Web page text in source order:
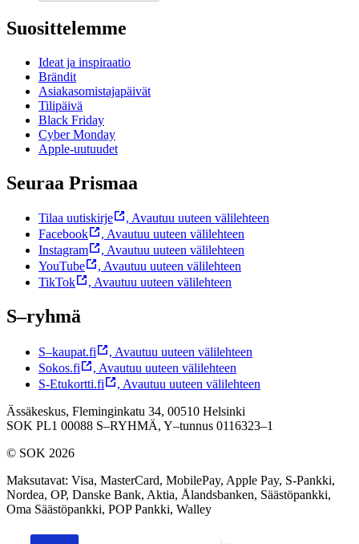
Suosittelemme
Ideat ja inspiraatio
Brändit
Asiakasomistajapäivät
Tilipäivä
Black Friday
Cyber Monday
Apple-uutuudet
Seuraa Prismaa
Tilaa uutiskirje , Avautuu uuteen välilehteen
Facebook
, Avautuu uuteen välilehteen
Instagram
, Avautuu uuteen välilehteen
YouTube
, Avautuu uuteen välilehteen
TikTok
, Avautuu uuteen välilehteen
S–ryhmä
S–kaupat.fi , Avautuu uuteen välilehteen
Sokos.fi
, Avautuu uuteen välilehteen
S-Etukortti.fi
, Avautuu uuteen välilehteen
Ässäkeskus, Fleminginkatu 34, 00510 Helsinki
SOK PL1 00088 S–RYHMÄ, Y–tunnus 0116323–1
© SOK 2026
Maksutavat: Visa, MasterCard, MobilePay, Apple Pay, S-Pankki,
Nordea, OP, Danske Bank, Aktia, Ålandsbanken, Säästöpankki,
Oma Säästöpankki, POP Pankki, Walley